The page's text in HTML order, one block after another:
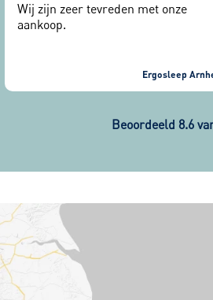
Wij zijn zeer tevreden met onze
aankoop.
Ergosleep
Beoordeeld 8.6